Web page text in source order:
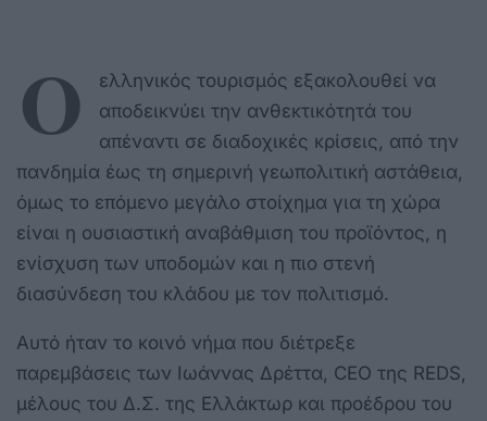
Ο
ελληνικός τουρισμός εξακολουθεί να
αποδεικνύει την ανθεκτικότητά του
απέναντι σε διαδοχικές κρίσεις, από την
πανδημία έως τη σημερινή γεωπολιτική αστάθεια,
όμως το επόμενο μεγάλο στοίχημα για τη χώρα
είναι η ουσιαστική αναβάθμιση του προϊόντος, η
ενίσχυση των υποδομών και η πιο στενή
διασύνδεση του κλάδου με τον πολιτισμό.
Αυτό ήταν το κοινό νήμα που διέτρεξε
παρεμβάσεις των Ιωάννας Δρέττα, CEO της REDS,
μέλους του Δ.Σ. της Ελλάκτωρ και προέδρου του